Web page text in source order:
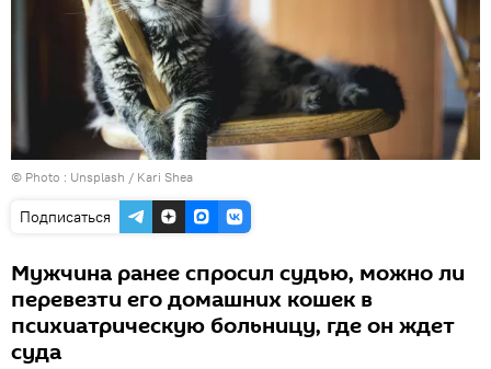
© Photo : Unsplash / Kari Shea
Подписаться
Мужчина ранее спросил судью, можно ли
перевезти его домашних кошек в
психиатрическую больницу, где он ждет
суда